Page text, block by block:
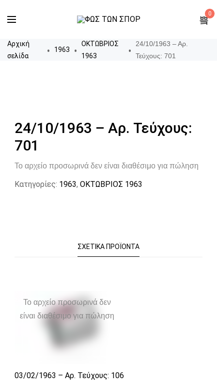
0
Αρχική
σελίδα
1963
ΟΚΤΩΒΡΙΟΣ
1963
24/10/1963 – Αρ.
Τεύχους: 701
24/10/1963 – Αρ. Τεύχους:
701
Το αρχείο προσωρινά δεν είναι διαθέσιμο για πώληση
Κατηγορίες: 1963, ΟΚΤΩΒΡΙΟΣ 1963
ΣΧΕΤΙΚΆ ΠΡΟΪΌΝΤΑ
Το αρχείο προσωρινά δεν
είναι διαθέσιμο για πώληση
03/02/1963 – Αρ. Τεύχους: 106